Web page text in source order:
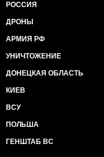
РОССИЯ
ДРОНЫ
АРМИЯ РФ
УНИЧТОЖЕНИЕ
ДОНЕЦКАЯ ОБЛАСТЬ
КИЕВ
ВСУ
ПОЛЬША
ГЕНШТАБ ВС